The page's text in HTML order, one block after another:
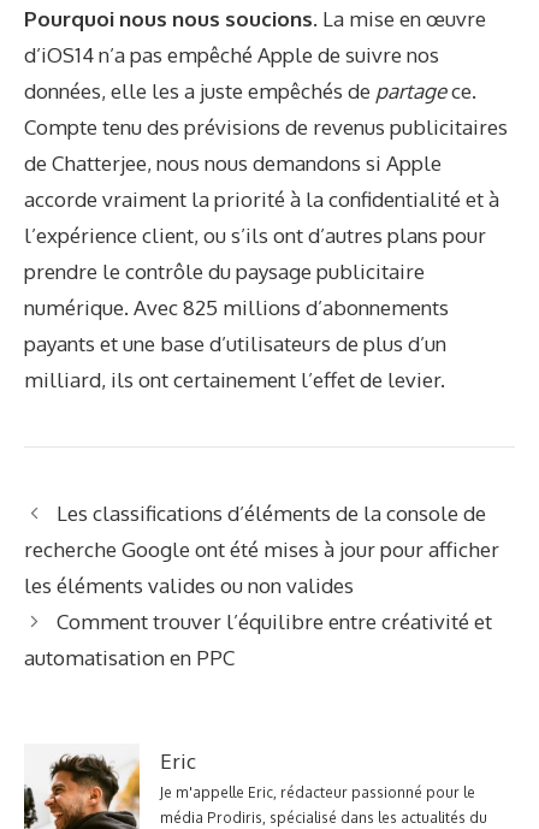
Pourquoi nous nous soucions. La mise en œuvre
d’iOS14 n’a pas empêché Apple de suivre nos
données, elle les a juste empêchés de partagece.
Compte tenu des prévisions de revenus publicitaires
de Chatterjee, nous nous demandons si Apple
accorde vraiment la priorité à la confidentialité et à
l’expérience client, ou s’ils ont d’autres plans pour
prendre le contrôle du paysage publicitaire
numérique. Avec 825 millions d’abonnements
payants et une base d’utilisateurs de plus d’un
milliard, ils ont certainement l’effet de levier.
Les classifications d’éléments de la console de
recherche Google ont été mises à jour pour afficher
les éléments valides ou non valides
Comment trouver l’équilibre entre créativité et
automatisation en PPC
Eric
Je m'appelle Eric, rédacteur passionné pour le
média Prodiris, spécialisé dans les actualités du